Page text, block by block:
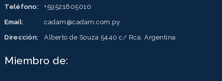
Teléfono: +59521605010
Email: cadam@cadam.com.py
Dirección: Alberto de Souza 5440 c/ Rca. Argentina
Miembro de: